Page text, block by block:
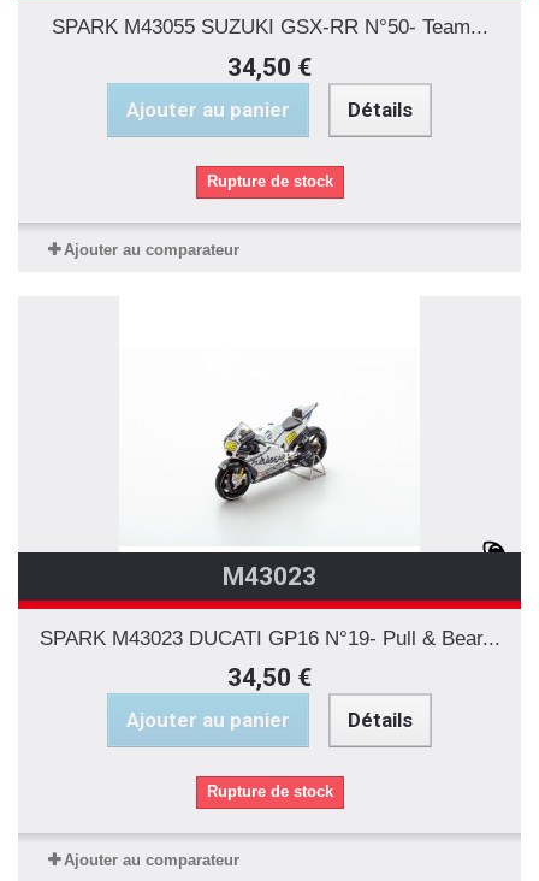
SPARK M43055 SUZUKI GSX-RR N°50- Team...
34,50 €
Ajouter au panier Détails
Rupture de stock
Ajouter au comparateur
M43023
SPARK M43023 DUCATI GP16 N°19- Pull & Bear...
34,50 €
Ajouter au panier Détails
Rupture de stock
Ajouter au comparateur